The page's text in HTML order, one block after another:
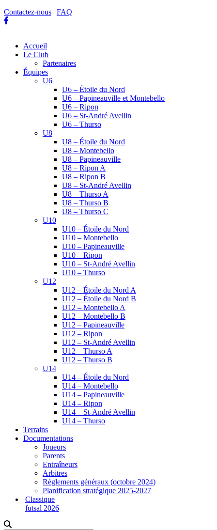
Contactez-nous | FAQ
Accueil
Le Club
Partenaires
Équipes
U6
U6 – Étoile du Nord
U6 – Papineauville et Montebello
U6 – Ripon
U6 – St-André Avellin
U6 – Thurso
U8
U8 – Étoile du Nord
U8 – Montebello
U8 – Papineauville
U8 – Ripon A
U8 – Ripon B
U8 – St-André Avellin
U8 – Thurso A
U8 – Thurso B
U8 – Thurso C
U10
U10 – Étoile du Nord
U10 – Montebello
U10 – Papineauville
U10 – Ripon
U10 – St-André Avellin
U10 – Thurso
U12
U12 – Étoile du Nord A
U12 – Étoile du Nord B
U12 – Montebello A
U12 – Montebello B
U12 – Papineauville
U12 – Ripon
U12 – St-André Avellin
U12 – Thurso A
U12 – Thurso B
U14
U14 – Étoile du Nord
U14 – Montebello
U14 – Papineauville
U14 – Ripon
U14 – St-André Avellin
U14 – Thurso
Terrains
Documentations
Joueurs
Parents
Entraîneurs
Arbitres
Règlements généraux (octobre 2024)
Planification stratégique 2025-2027
Classique
futsal 2026